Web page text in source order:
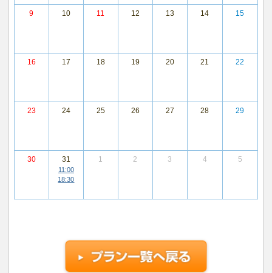
9 10 11 12 13 14 15
16 17 18 19 20 21 22
23 24 25 26 27 28 29
30 31
11:00
18:30
1 2 3 4 5